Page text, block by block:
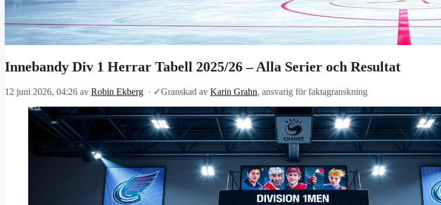
Innebandy Div 1 Herrar Tabell 2025/26 – Alla Serier och Resultat
12 juni 2026, 04:26 av Robin Ekberg · ✓Granskad av Karin Grahn, ansvarig för faktagranskning